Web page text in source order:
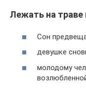
Лежать на траве
Сон
девушке
молодому